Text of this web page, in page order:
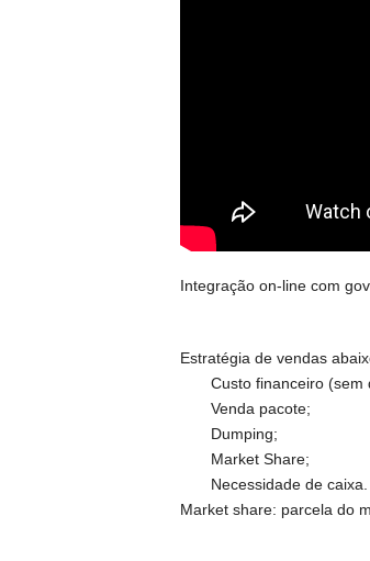
Integração on-line com
Estratégia de vendas
Custo financeiro (sem
Venda pacote;
Dumping;
Market Share;
Necessidade de caixa.
Market share: parcela do